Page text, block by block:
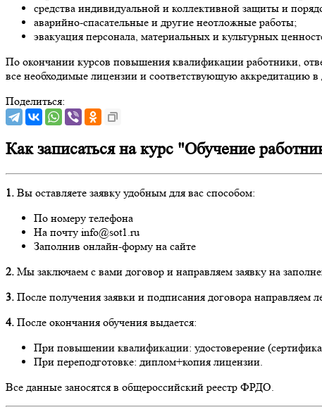
средства индивидуальной и коллективной защиты и
аварийно-спасательные и другие неотложные работы;
эвакуация персонала, материальных и культурных
По окончании курсов повышения квалификации работники,
все необходимые лицензии и соответствующую
Поделиться:
Как записаться на курс "Обучение
1. Вы оставляете заявку удобным для вас способом:
По номеру телефона
На почту info@sot1.ru
Заполнив онлайн-форму на сайте
2. Мы заключаем с вами договор и направляем заявку на
3. После получения заявки и подписания договора
4. После окончания обучения выдается:
При повышении квалификации: удостоверение
При переподготовке: диплом+копия лицензии.
Все данные заносятся в общероссийский реестр ФРДО.